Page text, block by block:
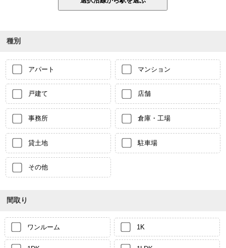
種別
アパート マンション
戸建て 店舗
事務所 倉庫・工場
貸土地 駐車場
その他
間取り
ワンルーム 1K